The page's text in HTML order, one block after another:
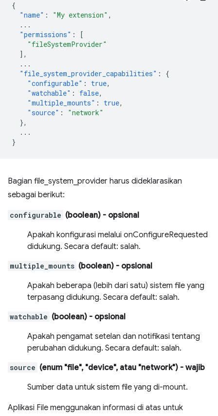
{
"name" : "My extension" ,
...
"permissions" :
[
"fileSystemProvider"
],
...
"file_system_provider_capabilities" :
{
"configurable" : true,
"watchable" : false,
"multiple_mounts" : true,
"source" :
"network"
},
...
}
Bagian file_system_provider harus dideklarasikan
sebagai berikut:
configurable (boolean) - opsional
Apakah konfigurasi melalui onConfigureRequested
didukung. Secara default: salah.
multiple_mounts (boolean) - opsional
Apakah beberapa (lebih dari satu) sistem file yang
terpasang didukung. Secara default: salah.
watchable (boolean) - opsional
Apakah pengamat setelan dan notifikasi tentang
perubahan didukung. Secara default: salah.
source (enum "file", "device", atau "network") - wajib
Sumber data untuk sistem file yang di-mount.
Aplikasi File menggunakan informasi di atas untuk